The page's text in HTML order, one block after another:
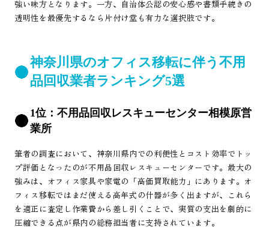
強い味方となります。一方、自治体公認の安心感や書類手続きの
透明性を最優先するなら片付け堂も有力な選択肢です。
神奈川県のオフィス移転に伴う不用
品回収業者ランキング5選
1位：不用品回収レスキューセンター相模原営
業所
筆者の調査において、神奈川県内での利便性とコスト効率でトッ
プ評価となったのが不用品回収レスキューセンターです。最大の
強みは、オフィス家具や家電の「高価買取能力」にあります。オ
フィス移転ではまだ使える高年式の什器が多く出ますが、これら
を適正に査定し作業費から差し引くことで、実質の支出を劇的に
圧縮できる点が県内の総務担当者に支持されています。